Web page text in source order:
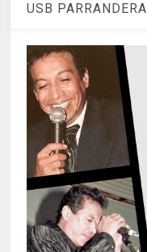
USB PARRANDERA